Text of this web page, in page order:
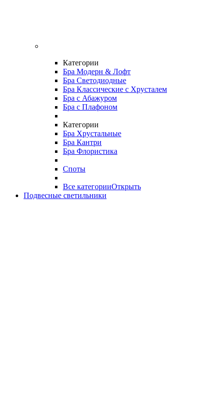
Категории
Бра Модерн & Лофт
Бра Светодиодные
Бра Классические с Хрусталем
Бра с Абажуром
Бра с Плафоном
Категории
Бра Хрустальные
Бра Кантри
Бра Флористика
Споты
Все категорииОткрыть
Подвесные светильники